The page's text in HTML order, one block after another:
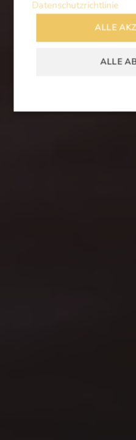
Datenschutzrichtlinie
ALLE
ALLE